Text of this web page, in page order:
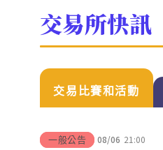
交易所快訊
交易比賽和活動
一般公告 08/06 21:00